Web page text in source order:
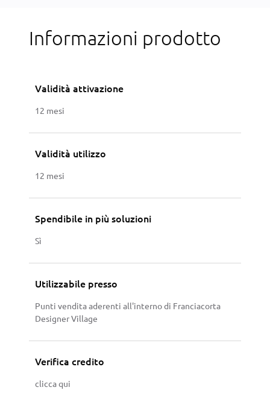
Informazioni prodotto
Validità attivazione
12 mesi
Validità utilizzo
12 mesi
Spendibile in più soluzioni
Sì
Utilizzabile presso
Punti vendita aderenti all'interno di Franciacorta
Designer Village
Verifica credito
clicca qui